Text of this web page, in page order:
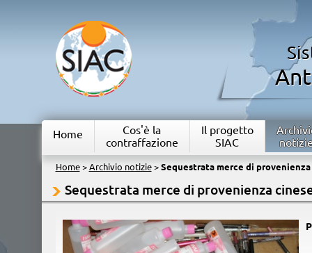
Home
Cos'è la
contraffazione
Il progetto
SIAC
Home> Archivio notizie> Sequestrata merce di provenienza
Sequestrata merce di provenienza